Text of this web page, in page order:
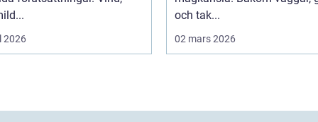
2026
och tak...
02 mars 2026